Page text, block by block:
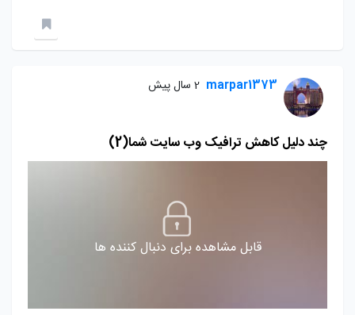
marpar1373 2 سال پیش
چند دلیل کاهش ترافیک وب سایت شما(2)
قابل مشاهده برای دنبال کننده ها